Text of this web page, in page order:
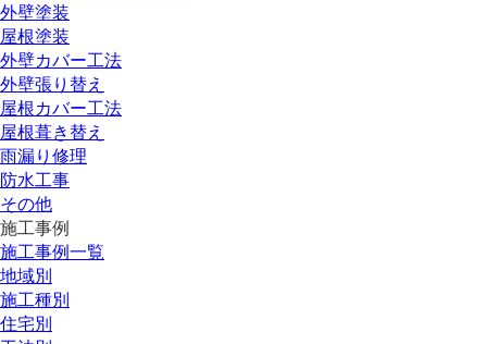
外壁塗装
屋根塗装
外壁カバー工法
外壁張り替え
屋根カバー工法
屋根葺き替え
雨漏り修理
防水工事
その他
施工事例
施工事例一覧
地域別
施工種別
住宅別